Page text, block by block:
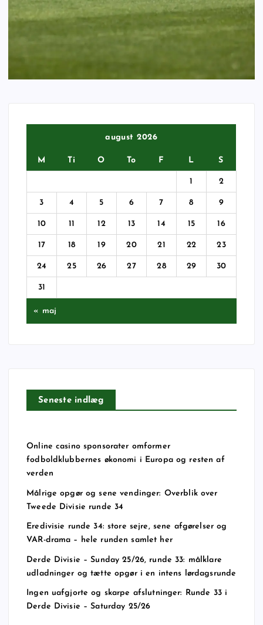
august 2026
M Ti O To F L S
1 2
3 4 5 6 7 8 9
10 11 12 13 14 15 16
17 18 19 20 21 22 23
24 25 26 27 28 29 30
31
« maj
Seneste indlæg
Online casino sponsorater omformer
fodboldklubbernes økonomi i Europa og resten af
verden
Målrige opgør og sene vendinger: Overblik over
Tweede Divisie runde 34
Eredivisie runde 34: store sejre, sene afgørelser og
VAR-drama – hele runden samlet her
Derde Divisie – Sunday 25/26, runde 33: målklare
udladninger og tætte opgør i en intens lørdagsrunde
Ingen uafgjorte og skarpe afslutninger: Runde 33 i
Derde Divisie – Saturday 25/26